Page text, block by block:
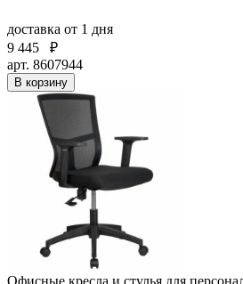
доставка от 1 дня
9 445
₽
арт. 8607944
В корзину
Офисные кресла и стулья для